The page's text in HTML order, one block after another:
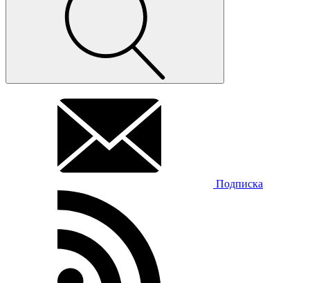
Подписка